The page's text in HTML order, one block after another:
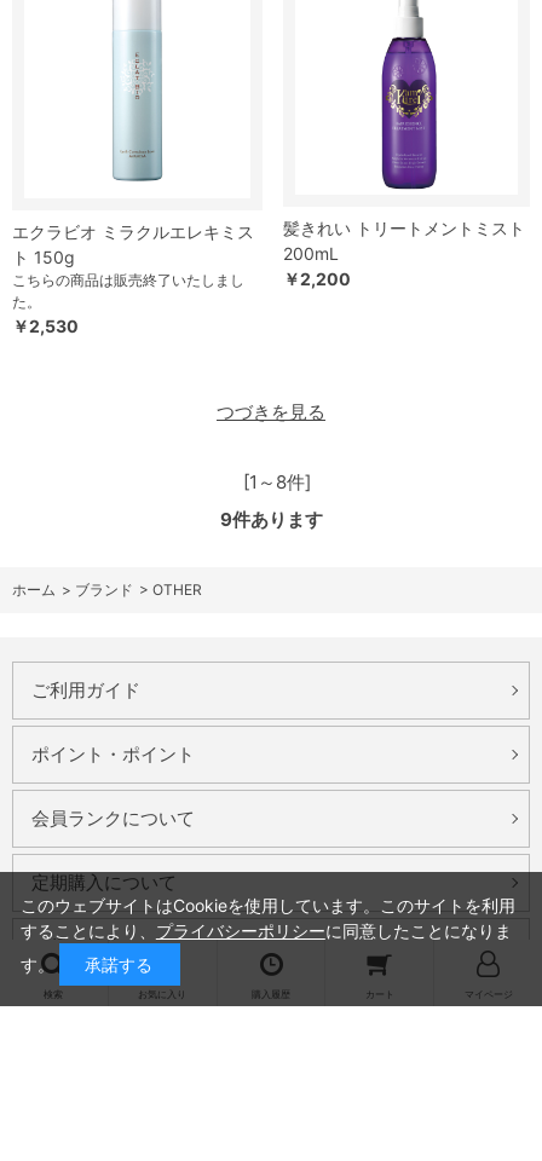
エクラビオ ミラクルエレキミス
ト 150g
こちらの商品は販売終了いたしまし
た。
￥2,530
髪きれい トリートメントミスト
200mL
￥2,200
つづきを見る
[1～8件]
9件あります
ホーム > ブランド > OTHER
ご利用ガイド
ポイント・ポイント
会員ランクについて
定期購入について
お得な特典について
お問い合わせ
検索 お気に入り 購入履歴 カート マイページ
このウェブサイトはCookieを使用しています。このサイトを利用
することにより、 プライバシーポリシーに同意したことになりま
す。
承諾する